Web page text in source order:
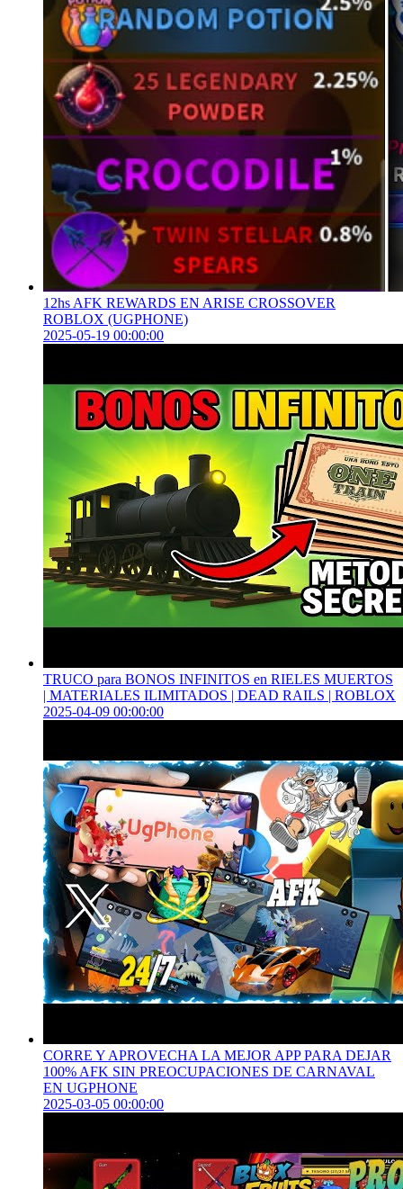
12hs AFK REWARDS EN ARISE CROSSOVER
ROBLOX (UGPHONE)
2025-05-19 00:00:00
TRUCO para BONOS INFINITOS en RIELES MUERTOS
| MATERIALES ILIMITADOS | DEAD RAILS | ROBLOX
2025-04-09 00:00:00
CORRE Y APROVECHA LA MEJOR APP PARA DEJAR
100% AFK SIN PREOCUPACIONES DE CARNAVAL
EN UGPHONE
2025-03-05 00:00:00